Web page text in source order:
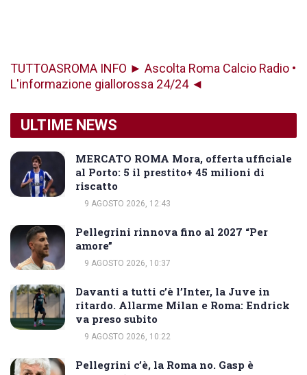
TUTTOASROMA INFO ► Ascolta Roma Calcio Radio •
L'informazione giallorossa 24/24 ◄
ULTIME NEWS
MERCATO ROMA Mora, offerta ufficiale
al Porto: 5 il prestito+ 45 milioni di
riscatto
9 AGOSTO 2026, 12:43
Pellegrini rinnova fino al 2027 “Per
amore”
9 AGOSTO 2026, 10:37
Davanti a tutti c’è l’Inter, la Juve in
ritardo. Allarme Milan e Roma: Endrick
va preso subito
9 AGOSTO 2026, 10:22
Pellegrini c’è, la Roma no. Gasp è